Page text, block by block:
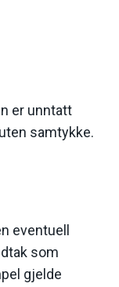
er unntatt
samtykke.
eventuell
som
gjelde